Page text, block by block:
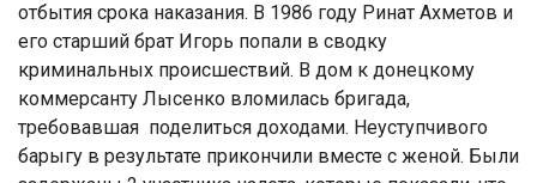
отбытия срока наказания. В 1986 году Ринат Ахметов и
его старший брат Игорь попали в сводку
криминальных происшествий. В дом к донецкому
коммерсанту Лысенко вломилась бригада,
требовавшая поделиться доходами. Неуступчивого
барыгу в результате прикончили вместе с женой. Были